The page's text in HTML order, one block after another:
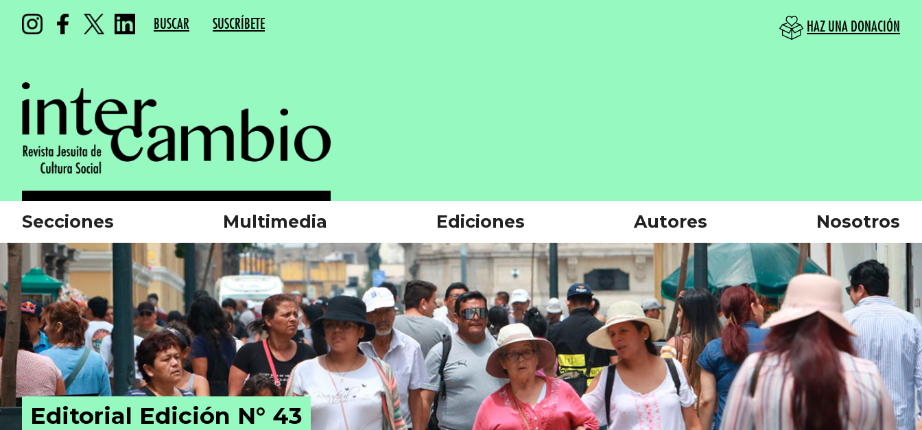
BUSCAR SUSCRÍBETE HAZ UNA DONACIÓN
Secciones Multimedia Ediciones Autores Nosotros
Editorial Edición N° 43